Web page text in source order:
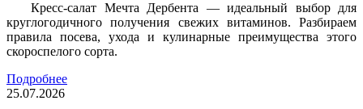
Кресс-салат Мечта Дербента — идеальный выбор для
круглогодичного получения свежих витаминов. Разбираем
правила посева, ухода и кулинарные преимущества этого
скороспелого сорта.
Подробнее
25.07.2026